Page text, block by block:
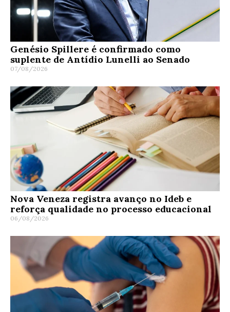
Genésio Spillere é confirmado como
suplente de Antídio Lunelli ao Senado
07/08/2026
Nova Veneza registra avanço no Ideb e
reforça qualidade no processo educacional
06/08/2026